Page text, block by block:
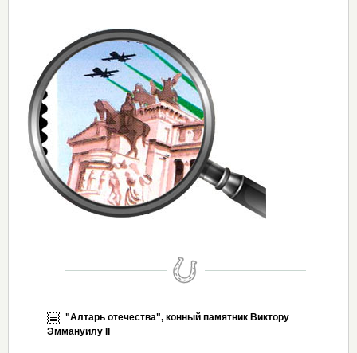
"Алтарь отечества", конный памятник Виктору
Эммануилу II